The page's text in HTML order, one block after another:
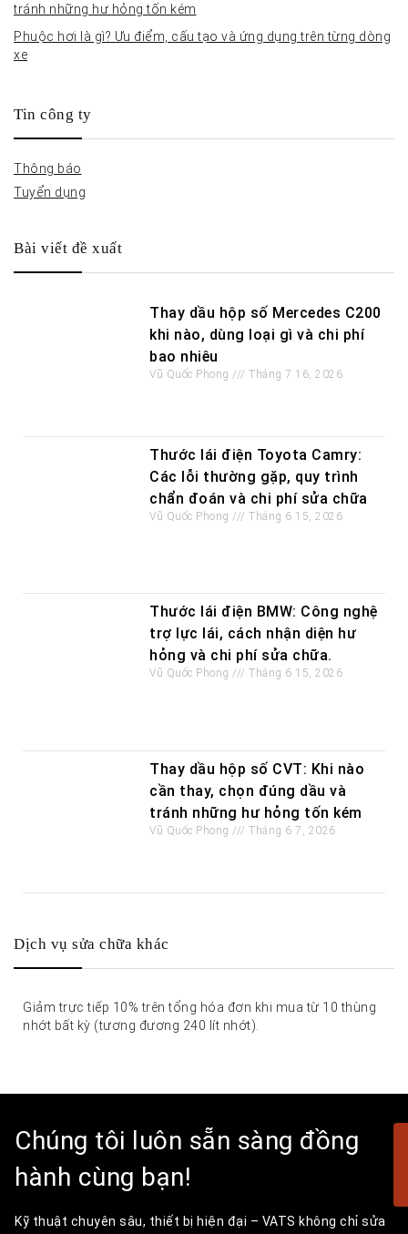
tránh những hư hỏng tốn kém
Phuộc hơi là gì? Ưu điểm, cấu tạo và ứng dụng trên từng dòng
xe
Tin công ty
Thông báo
Tuyển dụng
Bài viết đề xuất
Thay dầu hộp số Mercedes C200
khi nào, dùng loại gì và chi phí
bao nhiêu
Vũ Quốc Phong Tháng 7 16, 2026
Thước lái điện Toyota Camry:
Các lỗi thường gặp, quy trình
chẩn đoán và chi phí sửa chữa
Vũ Quốc Phong Tháng 6 15, 2026
Thước lái điện BMW: Công nghệ
trợ lực lái, cách nhận diện hư
hỏng và chi phí sửa chữa.
Vũ Quốc Phong Tháng 6 15, 2026
Thay dầu hộp số CVT: Khi nào
cần thay, chọn đúng dầu và
tránh những hư hỏng tốn kém
Vũ Quốc Phong Tháng 6 7, 2026
Dịch vụ sửa chữa khác
Giảm trực tiếp 10% trên tổng hóa đơn khi mua từ 10 thùng
nhớt bất kỳ (tương đương 240 lít nhớt).
Chúng tôi luôn sẵn sàng đồng
hành cùng bạn!
Kỹ thuật chuyên sâu, thiết bị hiện đại – VATS không chỉ sửa